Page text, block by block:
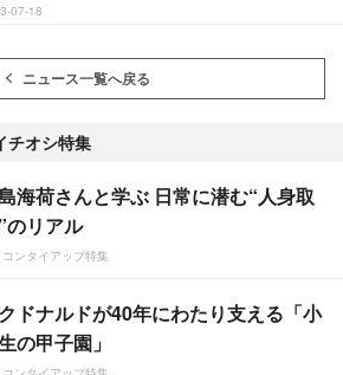
07-18
ニュース一覧へ戻る
チオシ特集
海荷さんと学ぶ 日常に潜む“人身取
のリアル
コンタイアップ特集
ドナルドが40年にわたり支える「小
の甲子園」